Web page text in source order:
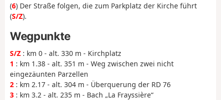
(6) Der Straße folgen, die zum Parkplatz der Kirche führt
(S/Z).
Wegpunkte
S/Z : km 0 - alt. 330 m - Kirchplatz
1 : km 1.38 - alt. 351 m - Weg zwischen zwei nicht
eingezäunten Parzellen
2 : km 2.17 - alt. 304 m - Überquerung der RD 76
3 : km 3.2 - alt. 235 m - Bach „La Frayssière“